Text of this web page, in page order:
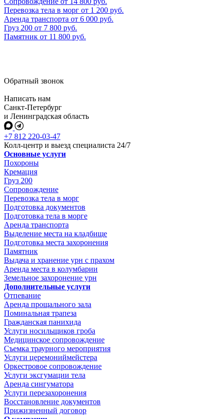
Перевозка тела в морг от 1 200 руб.
Аренда транспорта от 6 000 руб.
Груз 200 от 7 800 руб.
Памятник от 11 800 руб.
Обратный звонок
Написать нам
Санкт-Петербург
и Ленинградская область
+7 812 220-03-47
Колл-центр и выезд специалиста 24/7
Основные услуги
Похороны
Кремация
Груз 200
Сопровождение
Перевозка тела в морг
Подготовка документов
Подготовка тела в морге
Аренда транспорта
Выделение места на кладбище
Подготовка места захоронения
Памятник
Выдача и хранение урн с прахом
Аренда места в колумбарии
Земельное захоронение урн
Дополнительные услуги
Отпевание
Аренда прощального зала
Поминальная трапеза
Гражданская панихида
Услуги носильщиков гроба
Медицинское сопровождение
Съемка траурного мероприятия
Услуги церемониймейстера
Оркестровое сопровождение
Услуги эксгумации тела
Аренда сингуматора
Услуги перезахоронения
Восстановление документов
Прижизненный договор